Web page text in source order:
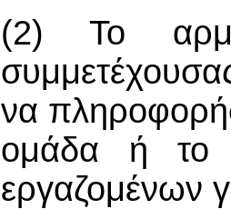
(2) Το
να
ομάδα ή το
εργαζομένων